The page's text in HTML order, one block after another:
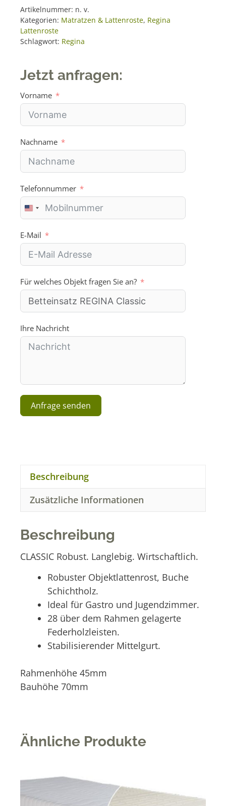
Artikelnummer: n. v.
Kategorien: Matratzen & Lattenroste, Regina
Lattenroste
Schlagwort: Regina
Jetzt anfragen:
Vorname
Nachname
Telefonnummer
U
n
i
t
e
d
t
a
t
s
+
1
E-Mail
Für welches Objekt fragen Sie an?
Ihre Nachricht
Anfrage senden
v
e
Beschreibung
Zusätzliche Informationen
Beschreibung
CLASSIC Robust. Langlebig. Wirtschaftlich.
Robuster Objektlattenrost, Buche
Schichtholz.
Ideal für Gastro und Jugendzimmer.
28 über dem Rahmen gelagerte
Federholzleisten.
Stabilisierender Mittelgurt.
Rahmenhöhe 45mm
Bauhöhe 70mm
Ähnliche Produkte